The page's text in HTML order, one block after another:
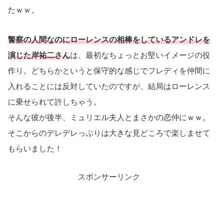
たｗｗ。
警察の人間なのにローレンスの相棒をしているアンドレを
演じた岸祐二さんは、最初なちょっとお堅いイメージの役
作り。どちらかというと保守的な感じでフレディを仲間に
入れることには反対していたのですが、結局はローレンス
に乗せられて許しちゃう。
そんな彼が後半、ミュリエル夫人とまさかの恋仲にｗｗ。
そこからのデレデレっぷりは大きな見どころで楽しませて
もらいました！
スポンサーリンク